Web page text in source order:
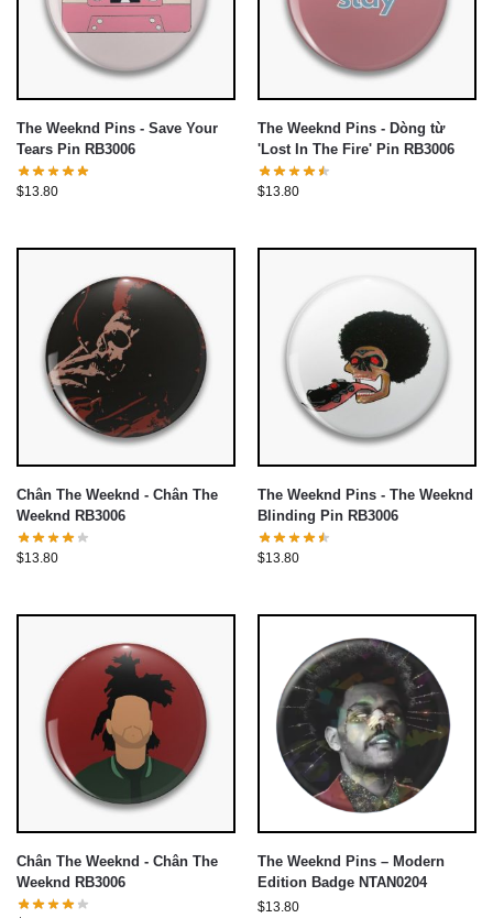
The Weeknd Pins - Save Your
Tears Pin RB3006
$13.80
The Weeknd Pins - Dòng từ
'Lost In The Fire' Pin RB3006
$13.80
Chân The Weeknd - Chân The
Weeknd RB3006
$13.80
The Weeknd Pins - The Weeknd
Blinding Pin RB3006
$13.80
Chân The Weeknd - Chân The
Weeknd RB3006
The Weeknd Pins – Modern
Edition Badge NTAN0204
$13.80